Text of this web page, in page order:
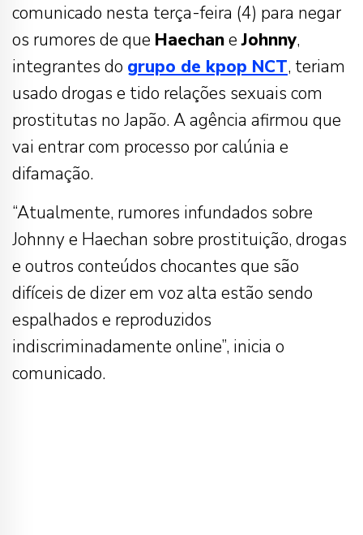
comunicado nesta terça-feira (4) para negar
os rumores de que HaechaneJohnny,
integrantes do grupo de kpop NCT, teriam
usado drogas e tido relações sexuais com
prostitutas no Japão. A agência afirmou que
vai entrar com processo por calúnia e
difamação.
“Atualmente, rumores infundados sobre
Johnny e Haechan sobre prostituição, drogas
e outros conteúdos chocantes que são
difíceis de dizer em voz alta estão sendo
espalhados e reproduzidos
indiscriminadamente online”, inicia o
comunicado.